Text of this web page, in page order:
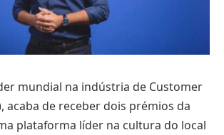
mundial na indústria de Customer
acaba de receber dois prémios da
plataforma líder na cultura do local